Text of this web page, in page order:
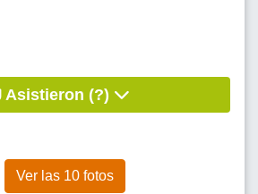
Asistieron (?)
Ver las 10 fotos